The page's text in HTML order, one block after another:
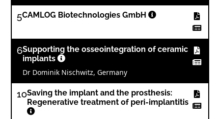
5CAMLOG Biotechnologies GmbH
6Supporting the osseointegration of ceramic
implants
Dr Dominik Nischwitz, Germany
10Saving the implant and the prosthesis:
Regenerative treatment of peri-implantitis